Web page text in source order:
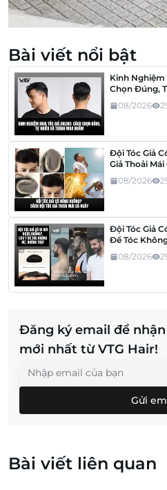
Bài viết nổi bật
Kinh Nghiệm
Chọn Đúng,
08/2026
Đội Tóc Giả
Giả Thoải Mái
08/2026
Đội Tóc Giả
Để Tóc
08/2026
Đăng ký email để
mới nhất từ VTG Hair!
Gửi
Bài viết liên quan